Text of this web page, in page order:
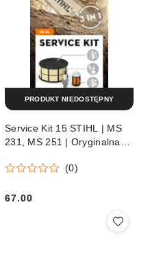
Service Kit 15 STIHL | MS
231, MS 251 | Oryginalna
(0)
Cena:
67.00
PRODUKT NIEDOSTĘPNY